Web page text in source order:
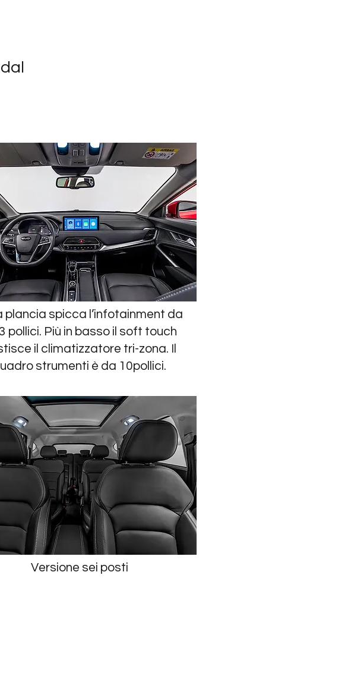
plancia spicca l’infotainment da
pollici. Più in basso il soft touch
il climatizzatore tri-zona. Il
strumenti è da 10pollici.
Versione sei posti